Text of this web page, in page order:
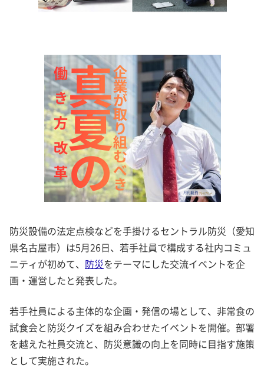
防災設備の法定点検などを手掛けるセントラル防災（愛知
県名古屋市）は5月26日、若手社員で構成する社内コミュ
ニティが初めて、 防災をテーマにした交流イベントを企
画・運営したと発表した。
若手社員による主体的な企画・発信の場として、非常食の
試食会と防災クイズを組み合わせたイベントを開催。部署
を越えた社員交流と、防災意識の向上を同時に目指す施策
として実施された。